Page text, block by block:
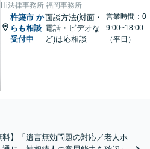
Hi法律事務所 福岡事務所
杵築市 か
らも相談
受付中
面談方法(対面・
電話・ビデオな
ど)は応相談
営業時間：0
9:00~18:00
（平日）
料】「遺言無効問題の対応／老人ホ